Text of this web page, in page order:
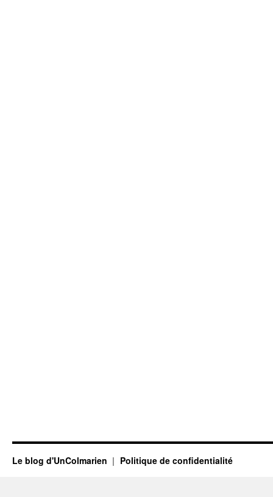
Le blog d'UnColmarien Politique de confidentialité